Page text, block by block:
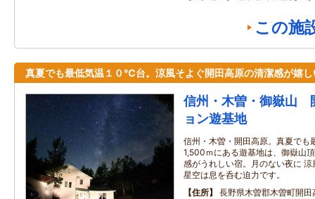
この施
真夏でも最低気温１０℃台。涼風そよぐ開田高原の清潔感が嬉し
信州・木曽・御嶽山
ョン遊基地
信州・木曽・開田高原。真夏でも
1,500ｍにある遊基地は、御嶽山
感がうれしい宿。月のない夜に
星空は息を呑む迫力です。
住所
長野県木曽郡木曽町開